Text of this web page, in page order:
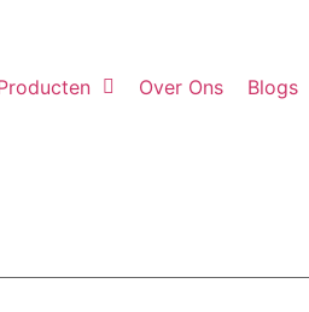
Over Ons Blogs